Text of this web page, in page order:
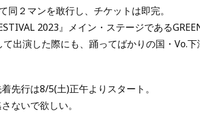
２マンを敢行し、チケットは即完。
2023』メイン・ステージである
演した際にも、踊ってばかりの国・Vo.下
先行は8/5(土)正午よりスタート。
ないで欲しい。